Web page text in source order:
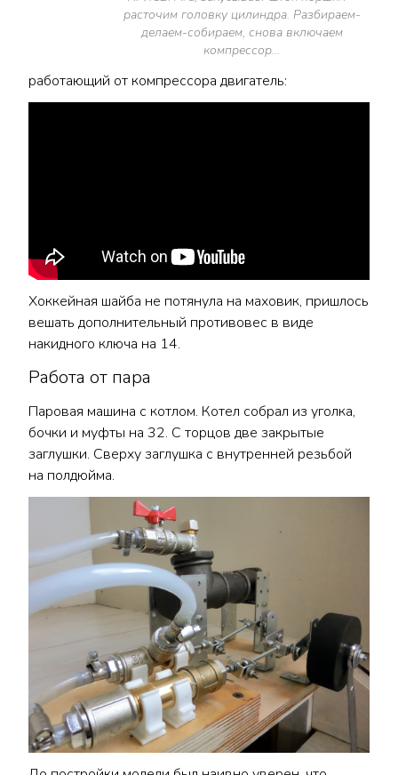
расточим головку цилиндра. Разбираем-
делаем-собираем, снова включаем
компрессор…
работающий от компрессора двигатель:
Хоккейная шайба не потянула на маховик, пришлось
вешать дополнительный противовес в виде
накидного ключа на 14.
Работа от пара
Паровая машина с котлом. Котел собрал из уголка,
бочки и муфты на 32. С торцов две закрытые
заглушки. Сверху заглушка с внутренней резьбой
на полдюйма.